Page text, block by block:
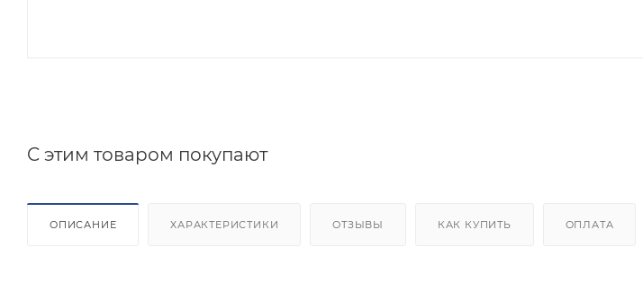
C этим товаром покупают
ОПИСАНИЕ ХАРАКТЕРИСТИКИ ОТЗЫВЫ КАК КУПИТЬ ОПЛАТА